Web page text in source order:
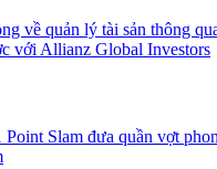
về quản lý tài sản thông
với Allianz Global Investors
Slam đưa quần vợt